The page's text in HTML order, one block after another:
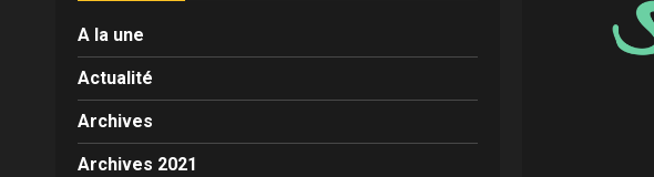
A la une
Actualité
Archives
Archives 2021